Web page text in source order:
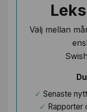
Välj mellan
Senaste
Rapporter